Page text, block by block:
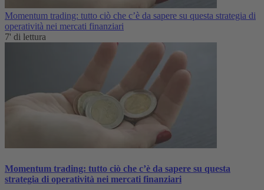
Momentum trading: tutto ciò che c’è da sapere su questa strategia di
operatività nei mercati finanziari
7' di lettura
Momentum trading: tutto ciò che c’è da sapere su questa
strategia di operatività nei mercati finanziari